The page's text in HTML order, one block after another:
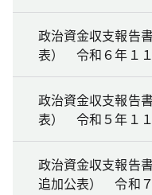
政治資金収支報告
表） 令和６年１
政治資金収支報告
表） 令和５年１
政治資金収支報告
追加公表） 令和